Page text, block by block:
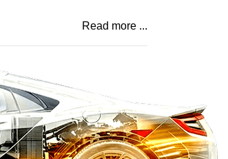
Read more ...